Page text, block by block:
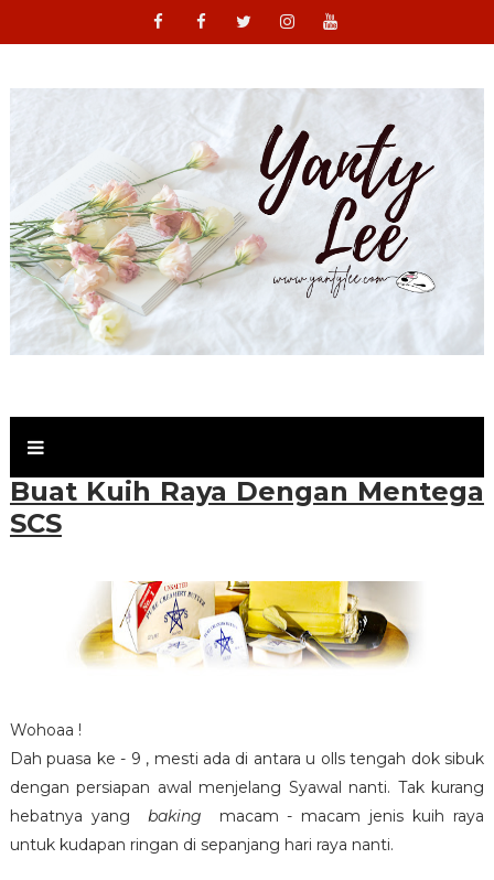
Buat Kuih Raya Dengan Mentega
SCS
Wohoaa !
Dah puasa ke - 9 , mesti ada di antara u olls tengah dok sibuk
dengan persiapan awal menjelang Syawal nanti. Tak kurang
hebatnya yang baking macam - macam jenis kuih raya
untuk kudapan ringan di sepanjang hari raya nanti.